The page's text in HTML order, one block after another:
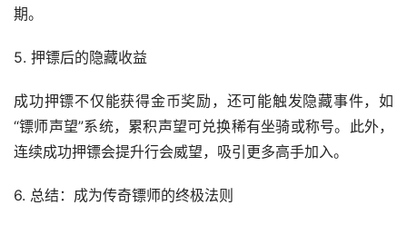
期。
5. 押镖后的隐藏收益
成功押镖不仅能获得金币奖励，还可能触发隐藏事件，如
“镖师声望”系统，累积声望可兑换稀有坐骑或称号。此外，
连续成功押镖会提升行会威望，吸引更多高手加入。
6. 总结：成为传奇镖师的终极法则